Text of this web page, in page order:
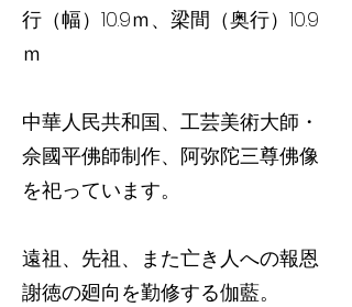
行（幅）10.9ｍ、梁間（奥行）10.9
ｍ
中華人民共和国、工芸美術大師・
佘國平佛師制作、阿弥陀三尊佛像
を祀っています。
遠祖、先祖、また亡き人への報恩
謝徳の廻向を勤修する伽藍。